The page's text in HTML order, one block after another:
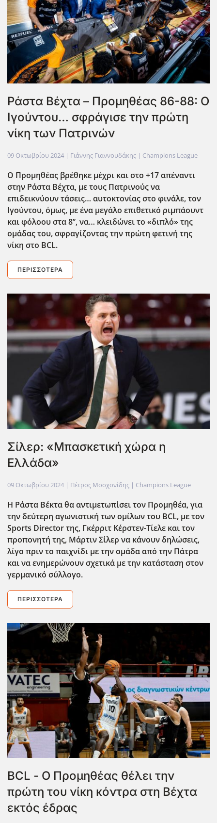
Ράστα Βέχτα – Προμηθέας 86-88: Ο
Ιγούντου… σφράγισε την πρώτη
νίκη των Πατρινών
09 Οκτωβρίου 2024 | Γιάννης Γιαννουδάκης | Champions League
Ο Προμηθέας βρέθηκε μέχρι και στο +17 απέναντι
στην Ράστα Βέχτα, με τους Πατρινούς να
επιδεικνύουν τάσεις… αυτοκτονίας στο φινάλε, τον
Ιγούντου, όμως, με ένα μεγάλο επιθετικό ριμπάουντ
και φόλοου στα 8’’, να… κλειδώνει το «διπλό» της
ομάδας του, σφραγίζοντας την πρώτη φετινή της
νίκη στο BCL.
ΠΕΡΙΣΣΌΤΕΡΑ
Σίλερ: «Μπασκετική χώρα η
Ελλάδα»
09 Οκτωβρίου 2024 | Πέτρος Μοσχονίδης | Champions League
Η Ράστα Βέκτα θα αντιμετωπίσει τον Προμηθέα, για
την δεύτερη αγωνιστική των ομίλων του BCL, με τον
Sports Director της, Γκέρριτ Κέρστεν-Τίελε και τον
προπονητή της, Μάρτιν Σίλερ να κάνουν δηλώσεις,
λίγο πριν το παιχνίδι με την ομάδα από την Πάτρα
και να ενημερώνουν σχετικά με την κατάσταση στον
γερμανικό σύλλογο.
ΠΕΡΙΣΣΌΤΕΡΑ
BCL - Ο Προμηθέας θέλει την
πρώτη του νίκη κόντρα στη Βέχτα
εκτός έδρας